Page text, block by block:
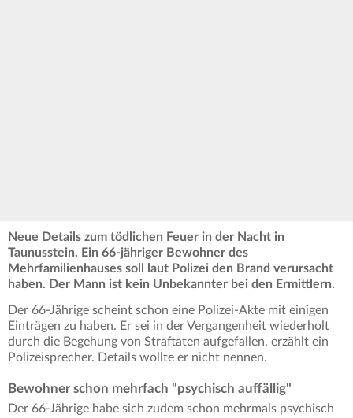
Neue Details zum tödlichen Feuer in der Nacht in
Taunusstein. Ein 66-jähriger Bewohner des
Mehrfamilienhauses soll laut Polizei den Brand verursacht
haben. Der Mann ist kein Unbekannter bei den Ermittlern.
Der 66-Jährige scheint schon eine Polizei-Akte mit einigen
Einträgen zu haben. Er sei in der Vergangenheit wiederholt
durch die Begehung von Straftaten aufgefallen, erzählt ein
Polizeisprecher. Details wollte er nicht nennen.
Bewohner schon mehrfach "psychisch auffällig"
Der 66-Jährige habe sich zudem schon mehrmals psychisch